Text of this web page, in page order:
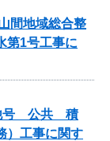
間地域総合整
第1号工事に
他号 公共 積
）工事に関す